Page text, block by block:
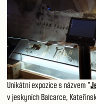
Unikátní expozice s názvem "
v jeskyních Balcarce,